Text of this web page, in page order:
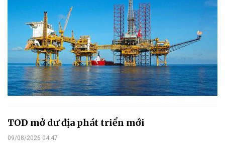
TOD mở dư địa phát triển mới
09/08/2026 04:47